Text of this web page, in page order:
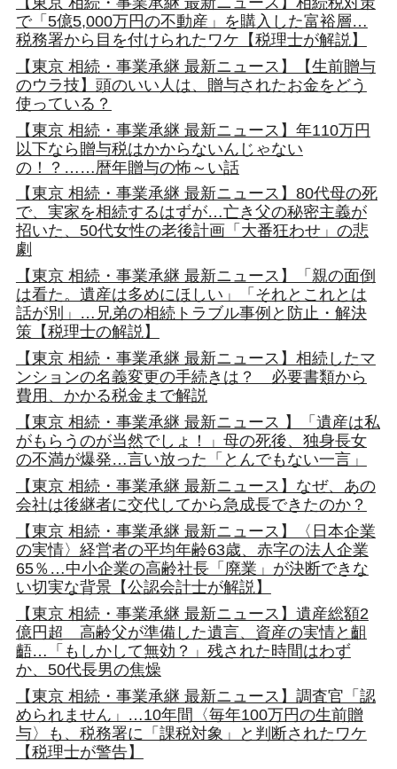
で「5億5,000万円の不動産」を購入した富裕層…
税務署から目を付けられたワケ【税理士が解説】
【東京 相続・事業承継 最新ニュース】【生前贈与
のウラ技】頭のいい人は、贈与されたお金をどう
使っている？
【東京 相続・事業承継 最新ニュース】年110万円
以下なら贈与税はかからないんじゃない
の！？……暦年贈与の怖～い話
【東京 相続・事業承継 最新ニュース】80代母の死
で、実家を相続するはずが…亡き父の秘密主義が
招いた、50代女性の老後計画「大番狂わせ」の悲
劇
【東京 相続・事業承継 最新ニュース】「親の面倒
は看た。遺産は多めにほしい」「それとこれとは
話が別」…兄弟の相続トラブル事例と防止・解決
策【税理士の解説】
【東京 相続・事業承継 最新ニュース】相続したマ
ンションの名義変更の手続きは？ 必要書類から
費用、かかる税金まで解説
【東京 相続・事業承継 最新ニュース 】「遺産は私
がもらうのが当然でしょ！」母の死後、独身長女
の不満が爆発…言い放った「とんでもない一言」
【東京 相続・事業承継 最新ニュース】なぜ、あの
会社は後継者に交代してから急成長できたのか？
【東京 相続・事業承継 最新ニュース】〈日本企業
の実情〉経営者の平均年齢63歳、赤字の法人企業
65％…中小企業の高齢社長「廃業」が決断できな
い切実な背景【公認会計士が解説】
【東京 相続・事業承継 最新ニュース】遺産総額2
億円超 高齢父が準備した遺言、資産の実情と齟
齬…「もしかして無効？」残された時間はわず
か、50代長男の焦燥
【東京 相続・事業承継 最新ニュース】調査官「認
められません」…10年間〈毎年100万円の生前贈
与〉も、税務署に「課税対象」と判断されたワケ
【税理士が警告】